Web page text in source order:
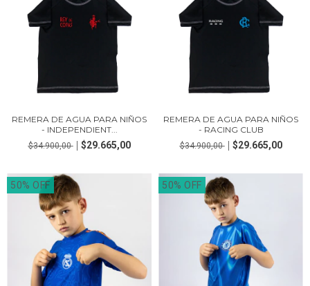
REMERA DE AGUA PARA NIÑOS
- INDEPENDIENT...
$34.900,00 $29.665,00
REMERA DE AGUA PARA NIÑOS
- RACING CLUB
$34.900,00 $29.665,00
50% OFF 50% OFF